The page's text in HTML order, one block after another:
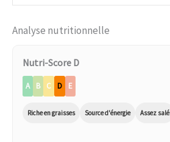
Analyse nutritionnelle
Nutri-Score D
A B C D E
Riche en graisses Source d'énergie Assez salé